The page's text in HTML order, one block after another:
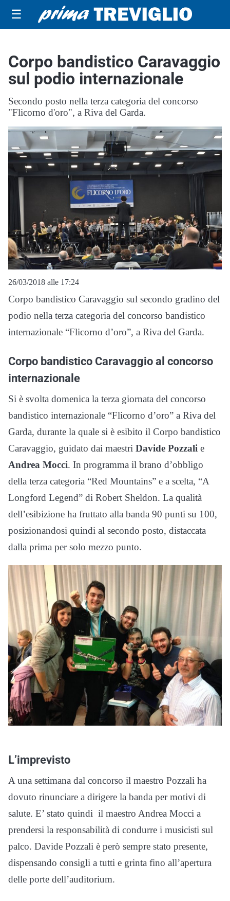
☰
Corpo bandistico Caravaggio
sul podio internazionale
Secondo posto nella terza categoria del concorso
"Flicorno d'oro", a Riva del Garda.
26/03/2018 alle 17:24
Corpo bandistico Caravaggio sul secondo gradino del
podio nella terza categoria del concorso bandistico
internazionale “Flicorno d’oro”, a Riva del Garda.
Corpo bandistico Caravaggio al concorso
internazionale
Si è svolta domenica la terza giornata del concorso
bandistico internazionale “Flicorno d’oro” a Riva del
Garda, durante la quale si è esibito il Corpo bandistico
Caravaggio, guidato dai maestri Davide Pozzali e
Andrea Mocci. In programma il brano d’obbligo
della terza categoria “Red Mountains” e a scelta, “A
Longford Legend” di Robert Sheldon. La qualità
dell’esibizione ha fruttato alla banda 90 punti su 100,
posizionandosi quindi al secondo posto, distaccata
dalla prima per solo mezzo punto.
L’imprevisto
A una settimana dal concorso il maestro Pozzali ha
dovuto rinunciare a dirigere la banda per motivi di
salute. E’ stato quindi il maestro Andrea Mocci a
prendersi la responsabilità di condurre i musicisti sul
palco. Davide Pozzali è però sempre stato presente,
dispensando consigli a tutti e grinta fino all’apertura
delle porte dell’auditorium.